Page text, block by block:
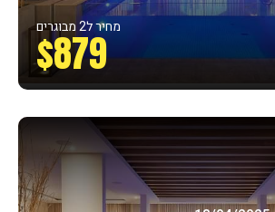
מחיר ל2 מבוגרים
$879